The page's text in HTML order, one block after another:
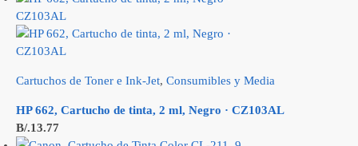
Cartuchos de Toner e Ink-Jet, Consumibles y Media
HP 662, Cartucho de tinta, 2 ml, Negro · CZ103AL
B/.13.77